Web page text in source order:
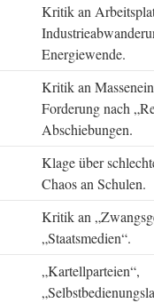
Kritik an
Energiewende.
Kritik an
Forderung nach
Abschiebungen.
Klage über
Chaos an Schulen.
Kritik an
„Staatsmedien“.
„Kartellparteien“,